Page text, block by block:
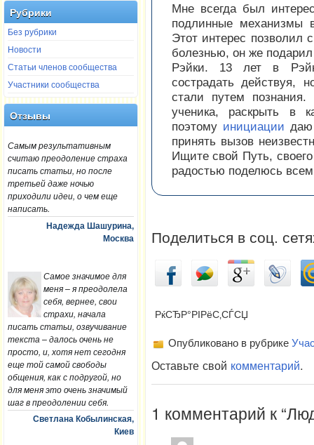
Рубрики
Без рубрики
Новости
Статьи членов сообщества
Участники сообщества
Отзывы
Самым результативным
считаю преодоление страха
писать статьи, но после
третьей даже ночью
приходили идеи, о чем еще
написать.
Надежда Шашурина,
Москва
Самое значимое для
меня – я преодолела
себя, вернее, свои
страхи, начала
писать статьи, озвучивание
текста – далось очень не
просто, и, хотя нет сегодня
еще той самой свободы
общения, как с подругой, но
для меня это очень значимый
шаг в преодолении себя.
Светлана Кобылинская,
Киев
Мне всегда был
подлинные механизмы
Этот интерес позволил
болезнью, он же
Рэйки. 13 лет в
сострадать действуя,
стали путем
ученика, раскрыть в
поэтому инициации
принять вызов
Ищите свой Путь,
радостью поделюсь
Поделиться в соц.
РќСЂР°РІРёС‚СЃСЏ
Опубликовано в рубрике
Оставьте свой комментарий.
1 комментарий к